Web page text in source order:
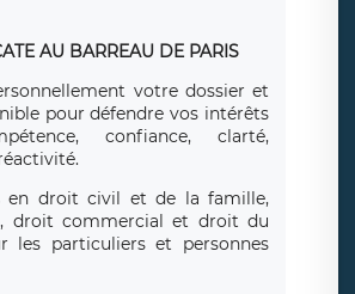
AU BARREAU DE PARIS
votre dossier et
pour défendre vos intérêts
confiance, clarté,
en droit civil et de la famille,
droit commercial et droit du
les particuliers et personnes